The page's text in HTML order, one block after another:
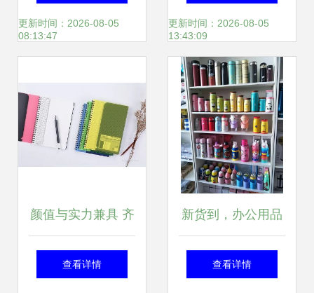
公设备与耗材一站
更新时间：2026-08-05
08:13:47
公，价值循环
更新时间：2026-08-05
13:43:09
颜值与实力兼具 齐
心文具获奖产品深
查看详情
新货到，办公用品
焕新升级，助力高
查看详情